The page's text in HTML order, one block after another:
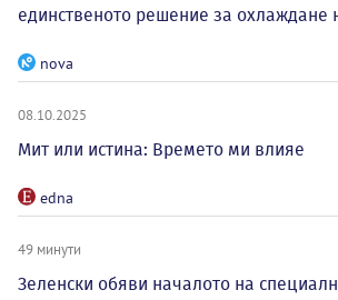
единственото решение за охлаждане
nova
08.10.2025
Мит или истина: Времето ми влияе
edna
49 минути
Зеленски обяви началото на